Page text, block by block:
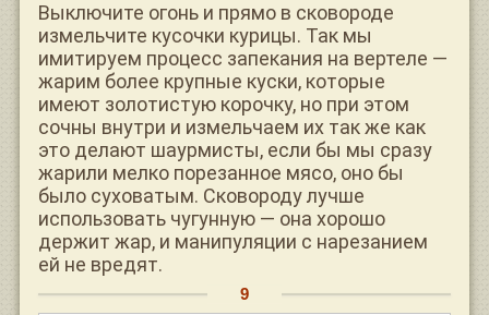
Выключите огонь и прямо в сковороде
измельчите кусочки курицы. Так мы
имитируем процесс запекания на вертеле —
жарим более крупные куски, которые
имеют золотистую корочку, но при этом
сочны внутри и измельчаем их так же как
это делают шаурмисты, если бы мы сразу
жарили мелко порезанное мясо, оно бы
было суховатым. Сковороду лучше
использовать чугунную — она хорошо
держит жар, и манипуляции с нарезанием
ей не вредят.